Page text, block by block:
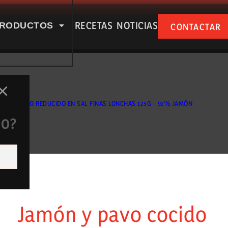
Productos
RECETAS NOTICIAS CONTACTAR
EN NUESTRAS RSS
COCIDO REDUCIDO EN SAL FINAS LONCHAS 125G - 92% JAMÓN
Jamón y pavo cocido